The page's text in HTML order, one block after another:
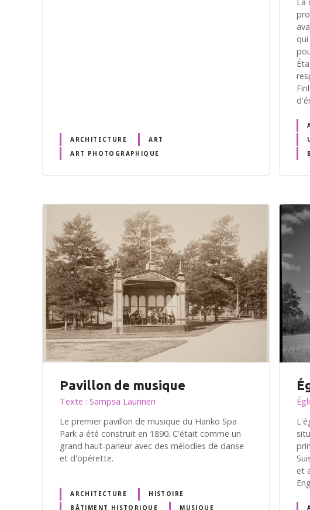
ARCHITECTURE
ART
ART PHOTOGRAPHIQUE
Pavillon de musique
Texte : Sampsa Laurinen
Le premier pavillon de musique du Hanko Spa
Park a été construit en 1890. C'était comme un
grand haut-parleur avec des mélodies de danse
et d'opérette.
ARCHITECTURE
HISTOIRE
BÂTIMENT HISTORIQUE
MUSIQUE
et